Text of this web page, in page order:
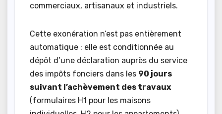
commerciaux, artisanaux et industriels.
Cette exonération n’est pas entièrement
automatique : elle est conditionnée au
dépôt d’une déclaration auprès du service
des impôts fonciers dans les 90 jours
suivant l’achèvement des travaux
(formulaires H1 pour les maisons